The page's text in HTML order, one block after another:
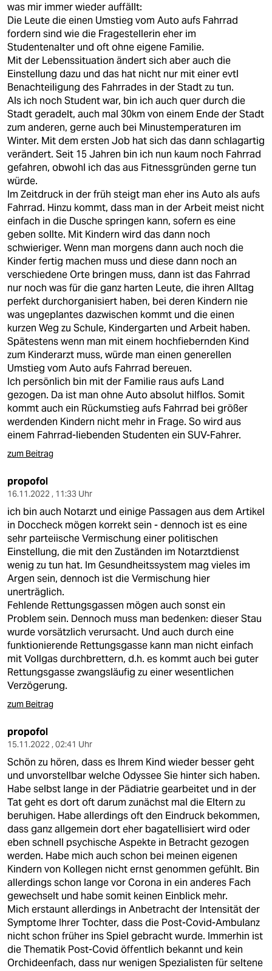
was mir immer wieder auffällt:
Die Leute die einen Umstieg vom Auto aufs Fahrrad
fordern sind wie die Fragestellerin eher im
Studentenalter und oft ohne eigene Familie.
Mit der Lebenssituation ändert sich aber auch die
Einstellung dazu und das hat nicht nur mit einer evtl
Benachteiligung des Fahrrades in der Stadt zu tun.
Als ich noch Student war, bin ich auch quer durch die
Stadt geradelt, auch mal 30km von einem Ende der Stadt
zum anderen, gerne auch bei Minustemperaturen im
Winter. Mit dem ersten Job hat sich das dann schlagartig
verändert. Seit 15 Jahren bin ich nun kaum noch Fahrrad
gefahren, obwohl ich das aus Fitnessgründen gerne tun
würde.
Im Zeitdruck in der früh steigt man eher ins Auto als aufs
Fahrrad. Hinzu kommt, dass man in der Arbeit meist nicht
einfach in die Dusche springen kann, sofern es eine
geben sollte. Mit Kindern wird das dann noch
schwieriger. Wenn man morgens dann auch noch die
Kinder fertig machen muss und diese dann noch an
verschiedene Orte bringen muss, dann ist das Fahrrad
nur noch was für die ganz harten Leute, die ihren Alltag
perfekt durchorganisiert haben, bei deren Kindern nie
was ungeplantes dazwischen kommt und die einen
kurzen Weg zu Schule, Kindergarten und Arbeit haben.
Spätestens wenn man mit einem hochfiebernden Kind
zum Kinderarzt muss, würde man einen generellen
Umstieg vom Auto aufs Fahrrad bereuen.
Ich persönlich bin mit der Familie raus aufs Land
gezogen. Da ist man ohne Auto absolut hilflos. Somit
kommt auch ein Rückumstieg aufs Fahrrad bei größer
werdenden Kindern nicht mehr in Frage. So wird aus
einem Fahrrad-liebenden Studenten ein SUV-Fahrer.
zum Beitrag
propofol
16.11.2022 , 11:33 Uhr
ich bin auch Notarzt und einige Passagen aus dem Artikel
in Doccheck mögen korrekt sein - dennoch ist es eine
sehr parteiische Vermischung einer politischen
Einstellung, die mit den Zuständen im Notarztdienst
wenig zu tun hat. Im Gesundheitssystem mag vieles im
Argen sein, dennoch ist die Vermischung hier
unerträglich.
Fehlende Rettungsgassen mögen auch sonst ein
Problem sein. Dennoch muss man bedenken: dieser Stau
wurde vorsätzlich verursacht. Und auch durch eine
funktionierende Rettungsgasse kann man nicht einfach
mit Vollgas durchbrettern, d.h. es kommt auch bei guter
Rettungsgasse zwangsläufig zu einer wesentlichen
Verzögerung.
zum Beitrag
propofol
15.11.2022 , 02:41 Uhr
Schön zu hören, dass es Ihrem Kind wieder besser geht
und unvorstellbar welche Odyssee Sie hinter sich haben.
Habe selbst lange in der Pädiatrie gearbeitet und in der
Tat geht es dort oft darum zunächst mal die Eltern zu
beruhigen. Habe allerdings oft den Eindruck bekommen,
dass ganz allgemein dort eher bagatellisiert wird oder
eben schnell psychische Aspekte in Betracht gezogen
werden. Habe mich auch schon bei meinen eigenen
Kindern von Kollegen nicht ernst genommen gefühlt. Bin
allerdings schon lange vor Corona in ein anderes Fach
gewechselt und habe somit keinen Einblick mehr.
Mich erstaunt allerdings in Anbetracht der Intensität der
Symptome Ihrer Tochter, dass die Post-Covid-Ambulanz
nicht schon früher ins Spiel gebracht wurde. Immerhin ist
die Thematik Post-Covid öffentlich bekannt und kein
Orchideenfach, dass nur wenigen Spezialisten für seltene